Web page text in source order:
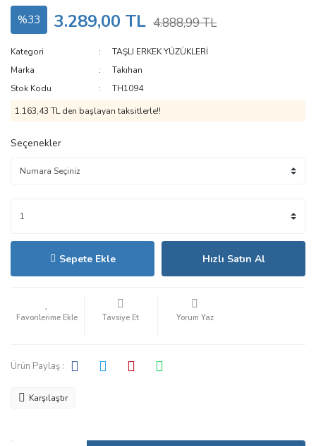
%33 3.289,00 TL 4.888,99 TL
Kategori
TAŞLI ERKEK YÜZÜKLERİ
Marka
Takıhan
Stok Kodu
TH1094
1.163,43 TL den başlayan taksitlerle!!
Seçenekler
Sepete Ekle Hızlı Satın Al
Tavsiye Et Yorum Yaz
Ürün Paylaş :
Karşılaştır